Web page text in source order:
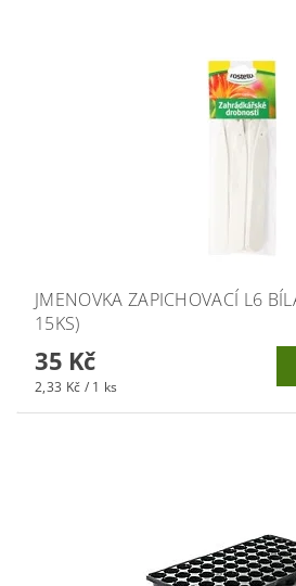
JMENOVKA ZAPICHOVACÍ L6
15KS)
35 Kč
2,33 Kč / 1 ks